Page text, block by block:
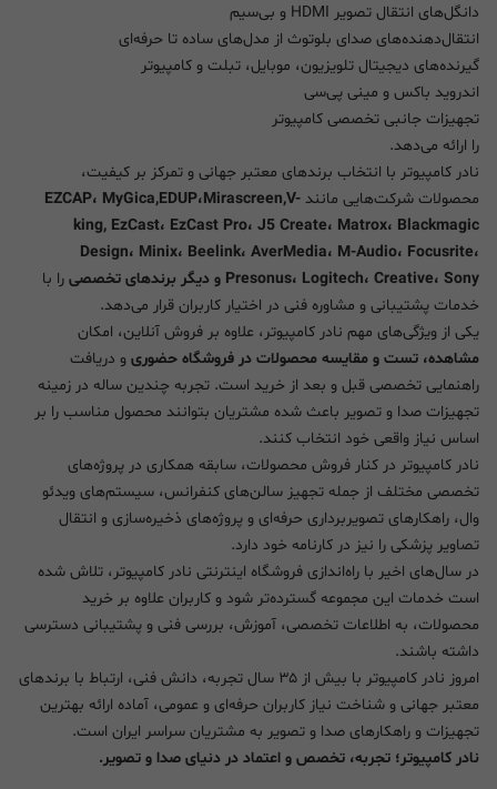
دانگل‌های انتقال تصویر HDMI و بی‌سیم
انتقال‌دهنده‌های صدای بلوتوث از مدل‌های ساده تا حرفه‌ای
گیرنده‌های دیجیتال تلویزیون، موبایل، تبلت و کامپیوتر
اندروید باکس و مینی پی‌سی
تجهیزات جانبی تخصصی کامپیوتر
را ارائه می‌دهد.
نادر کامپیوتر با انتخاب برندهای معتبر جهانی و تمرکز بر کیفیت،
محصولات شرکت‌هایی مانند EZCAP، MyGica,EDUP،Mirascreen,V-
king, EzCast، EzCast Pro، J5 Create، Matrox، Blackmagic
Design، Minix، Beelink، AverMedia، M-Audio، Focusrite،
Presonus، Logitech، Creative، Sony و دیگر برندهای تخصصی
را با
خدمات پشتیبانی و مشاوره فنی در اختیار کاربران قرار می‌دهد.
یکی از ویژگی‌های مهم نادر کامپیوتر، علاوه بر فروش آنلاین، امکان
مشاهده، تست و مقایسه محصولات در فروشگاه حضوری و دریافت
راهنمایی تخصصی قبل و بعد از خرید است. تجربه چندین ساله در زمینه
تجهیزات صدا و تصویر باعث شده مشتریان بتوانند محصول مناسب را بر
اساس نیاز واقعی خود انتخاب کنند.
نادر کامپیوتر در کنار فروش محصولات، سابقه همکاری در پروژه‌های
تخصصی مختلف از جمله تجهیز سالن‌های کنفرانس، سیستم‌های ویدئو
وال، راهکارهای تصویربرداری حرفه‌ای و پروژه‌های ذخیره‌سازی و انتقال
تصاویر پزشکی را نیز در کارنامه خود دارد.
در سال‌های اخیر با راه‌اندازی فروشگاه اینترنتی نادر کامپیوتر، تلاش شده
است خدمات این مجموعه گسترده‌تر شود و کاربران علاوه بر خرید
محصولات، به اطلاعات تخصصی، آموزش، بررسی فنی و پشتیبانی دسترسی
داشته باشند.
امروز نادر کامپیوتر با بیش از ۳۵ سال تجربه، دانش فنی، ارتباط با برندهای
معتبر جهانی و شناخت نیاز کاربران حرفه‌ای و عمومی، آماده ارائه بهترین
تجهیزات و راهکارهای صدا و تصویر به مشتریان سراسر ایران است.
نادر کامپیوتر؛ تجربه، تخصص و اعتماد در دنیای صدا و تصویر.